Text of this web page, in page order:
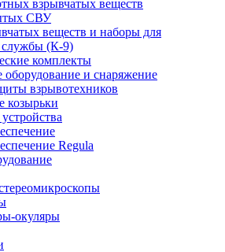
взрывчатых веществ
СВУ
веществ и наборы для
службы (К-9)
комплекты
и снаряжение
взрывотехников
козырьки
Regula
окуляры